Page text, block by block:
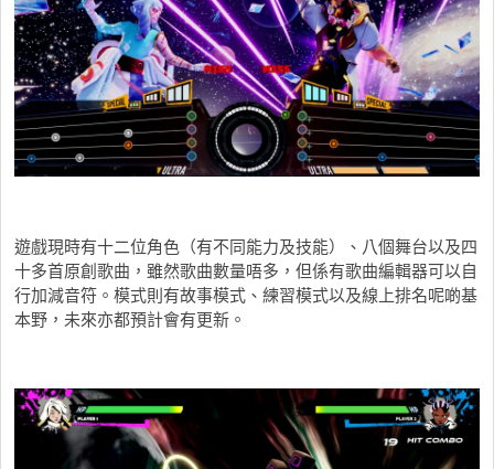
遊戲現時有十二位角色（有不同能力及技能）、八個舞台以及四
十多首原創歌曲，雖然歌曲數量唔多，但係有歌曲編輯器可以自
行加減音符。模式則有故事模式、練習模式以及線上排名呢啲基
本野，未來亦都預計會有更新。